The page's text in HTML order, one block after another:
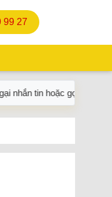
99 27
gọi điện ngay cho shop